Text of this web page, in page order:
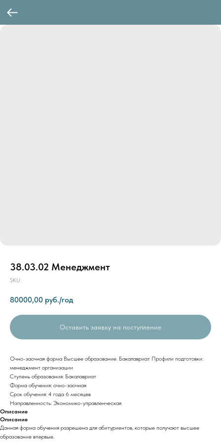
38.03.02 Менеджмент
SKU:
80000,00 руб./год
Оставить заявку на поступление
Очно-заочная форма Высшее образование. Бакалавриат Профили подготовки:
менеджмент организации
Ступень образования: Бакалавриат
Форма обучения: очно-заочная
Срок обучения: 4 года 6 месяцев
Направленность: Экономико-управленческая
Описание
Описание
Данная форма обучения разрешена для абитуриентов, которые получают высшее
образование впервые.